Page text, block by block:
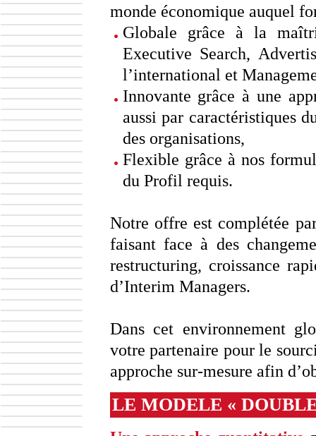
monde économique auquel
Globale grâce à la
Executive Search,
l’international et
Innovante grâce à une
aussi par caractéristiques
des organisations,
Flexible grâce à nos
du Profil requis.
Notre offre est complétée
faisant face à des
restructuring, croissance
d’Interim Managers.
Dans cet environnement
votre partenaire pour le
approche sur-mesure afin
LE MODELE «